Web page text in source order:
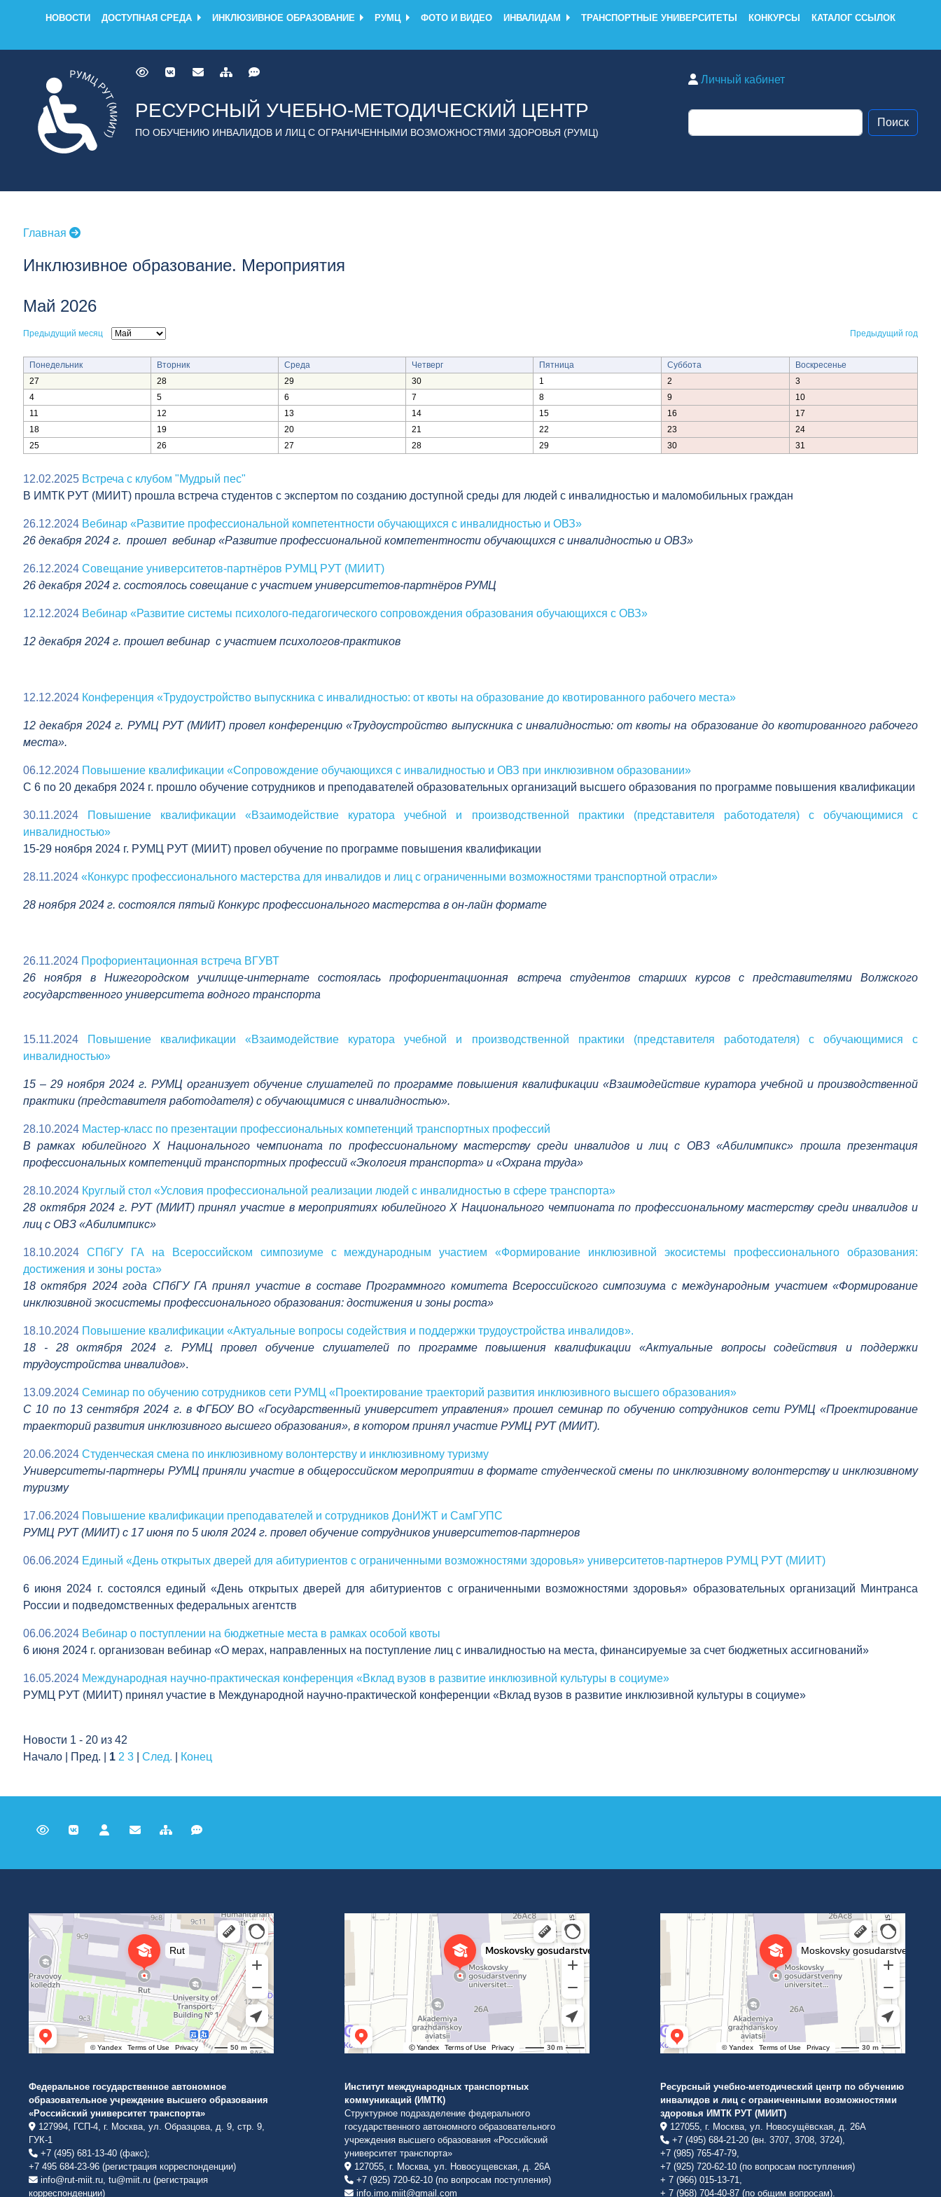
НОВОСТИ ДОСТУПНАЯ СРЕДА ИНКЛЮЗИВНОЕ ОБРАЗОВАНИЕ РУМЦ ФОТО И ВИДЕО ИНВАЛИДАМ ТРАНСПОРТНЫЕ УНИВЕРСИТЕТЫ КОНКУРСЫ КАТАЛОГ ССЫЛОК
РЕСУРСНЫЙ УЧЕБНО-МЕТОДИЧЕСКИЙ ЦЕНТР
ПО ОБУЧЕНИЮ ИНВАЛИДОВ И ЛИЦ С ОГРАНИЧЕННЫМИ ВОЗМОЖНОСТЯМИ ЗДОРОВЬЯ (РУМЦ)
Личный кабинет
Главная
Инклюзивное образование. Мероприятия
Май 2026
Предыдущий месяц Предыдущий год
Понедельник Вторник Среда Четверг Пятница Суббота
Воскресенье
27
28 29 30 1 2
3
4
5 6 7 8 9
10
11
12 13 14 15 16
17
18
19 20 21 22 23
24
25
26 27 28 29 30 31
12.02.2025 Встреча с клубом "Мудрый пес"
В ИМТК РУТ (МИИТ) прошла встреча студентов с экспертом по созданию доступной среды для людей с инвалидностью и маломобильных граждан
26.12.2024 Вебинар «Развитие профессиональной компетентности обучающихся с инвалидностью и ОВЗ»
26 декабря 2024 г. прошел вебинар «Развитие профессиональной компетентности обучающихся с инвалидностью и ОВЗ»
26.12.2024 Совещание университетов-партнёров РУМЦ РУТ (МИИТ)
26 декабря 2024 г. состоялось совещание с участием университетов-партнёров РУМЦ
12.12.2024 Вебинар «Развитие системы психолого-педагогического сопровождения образования обучающихся с ОВЗ»
12 декабря 2024 г. прошел вебинар с участием психологов-практиков
12.12.2024 Конференция «Трудоустройство выпускника с инвалидностью: от квоты на образование до квотированного рабочего места»
12 декабря 2024 г. РУМЦ РУТ (МИИТ) провел конференцию «Трудоустройство выпускника с инвалидностью: от квоты на образование до квотированного рабочего
места».
06.12.2024 Повышение квалификации «Сопровождение обучающихся с инвалидностью и ОВЗ при инклюзивном образовании»
C 6 по 20 декабря 2024 г. прошло обучение сотрудников и преподавателей образовательных организаций высшего образования по программе повышения квалификации
30.11.2024
Повышение квалификации «Взаимодействие куратора учебной и производственной практики (представителя работодателя) с обучающимися с
инвалидностью»
15-29 ноября 2024 г. РУМЦ РУТ (МИИТ) провел обучение по программе повышения квалификации
28.11.2024 «Конкурс профессионального мастерства для инвалидов и лиц с ограниченными возможностями транспортной отрасли»
28 ноября 2024 г. состоялся пятый Конкурс профессионального мастерства в он-лайн формате
26.11.2024 Профориентационная встреча ВГУВТ
26 ноября в Нижегородском училище-интернате состоялась профориентационная встреча студентов старших курсов с представителями Волжского
государственного университета водного транспорта
15.11.2024
Повышение квалификации «Взаимодействие куратора учебной и производственной практики (представителя работодателя) с обучающимися с
инвалидностью»
15 – 29 ноября 2024 г. РУМЦ организует обучение слушателей по программе повышения квалификации «Взаимодействие куратора учебной и производственной
практики (представителя работодателя) с обучающимися с инвалидностью».
28.10.2024 Мастер-класс по презентации профессиональных компетенций транспортных профессий
В рамках юбилейного Х Национального чемпионата по профессиональному мастерству среди инвалидов и лиц с ОВЗ «Абилимпикс» прошла презентация
профессиональных компетенций транспортных профессий «Экология транспорта» и «Охрана труда»
28.10.2024 Круглый стол «Условия профессиональной реализации людей с инвалидностью в сфере транспорта»
28 октября 2024 г. РУТ (МИИТ) принял участие в мероприятиях юбилейного Х Национального чемпионата по профессиональному мастерству среди инвалидов и
лиц с ОВЗ «Абилимпикс»
18.10.2024
СПбГУ ГА на Всероссийском симпозиуме с международным участием «Формирование инклюзивной экосистемы профессионального образования:
достижения и зоны роста»
18 октября 2024 года СПбГУ ГА принял участие в составе Программного комитета Всероссийского симпозиума с международным участием «Формирование
инклюзивной экосистемы профессионального образования: достижения и зоны роста»
18.10.2024 Повышение квалификации «Актуальные вопросы содействия и поддержки трудоустройства инвалидов».
18 - 28 октября 2024 г. РУМЦ провел обучение слушателей по программе повышения квалификации «Актуальные вопросы содействия и поддержки
трудоустройства инвалидов».
13.09.2024 Семинар по обучению сотрудников сети РУМЦ «Проектирование траекторий развития инклюзивного высшего образования»
С 10 по 13 сентября 2024 г. в ФГБОУ ВО «Государственный университет управления» прошел семинар по обучению сотрудников сети РУМЦ «Проектирование
траекторий развития инклюзивного высшего образования», в котором принял участие РУМЦ РУТ (МИИТ).
20.06.2024 Студенческая смена по инклюзивному волонтерству и инклюзивному туризму
Университеты-партнеры РУМЦ приняли участие в общероссийском мероприятии в формате студенческой смены по инклюзивному волонтерству и инклюзивному
туризму
17.06.2024 Повышение квалификации преподавателей и сотрудников ДонИЖТ и СамГУПС
РУМЦ РУТ (МИИТ) с 17 июня по 5 июля 2024 г. провел обучение сотрудников университетов-партнеров
06.06.2024 Единый «День открытых дверей для абитуриентов с ограниченными возможностями здоровья» университетов-партнеров РУМЦ РУТ (МИИТ)
6 июня 2024 г. состоялся единый «День открытых дверей для абитуриентов с ограниченными возможностями здоровья» образовательных организаций Минтранса
России и подведомственных федеральных агентств
06.06.2024 Вебинар о поступлении на бюджетные места в рамках особой квоты
6 июня 2024 г. организован вебинар «О мерах, направленных на поступление лиц с инвалидностью на места, финансируемые за счет бюджетных ассигнований»
16.05.2024 Международная научно-практическая конференция «Вклад вузов в развитие инклюзивной культуры в социуме»
РУМЦ РУТ (МИИТ) принял участие в Международной научно-практической конференции «Вклад вузов в развитие инклюзивной культуры в социуме»
Новости 1 - 20 из 42
Начало | Пред. | 1 2 3 След. Конец
Российский университет транспорта
ВУЗ в Москве
Федеральное государственное автономное
образовательное учреждение высшего образования
«Российский университет транспорта»
127994, ГСП-4, г. Москва, ул. Образцова, д. 9, стр. 9,
ГУК-1
+7 (495) 681-13-40 (факс);
+7 495 684-23-96 (регистрация корреспонденции)
info@rut-miit.ru, tu@miit.ru (регистрация
корреспонденции)
Институт международных транспортных коммуникаций Рут
ВУЗ в Москве
Институт международных транспортных
коммуникаций (ИМТК)
Структурное подразделение федерального
государственного автономного образовательного
учреждения высшего образования «Российский
университет транспорта»
127055, г. Москва, ул. Новосущевская, д. 26А
+7 (925) 720-62-10 (по вопросам поступления)
info.imo.miit@gmail.com
Институт международных транспортных коммуникаций Рут
ВУЗ в Москве
Ресурсный учебно-методический центр по обучению
инвалидов и лиц с ограниченными возможностями
здоровья ИМТК РУТ (МИИТ)
127055, г. Москва, ул. Новосущёвская, д. 26А
+7 (495) 684-21-20 (вн. 3707, 3708, 3724),
+7 (985) 765-47-79,
+7 (925) 720-62-10 (по вопросам поступления)
+ 7 (966) 015-13-71,
+ 7 (968) 704-40-87 (по общим вопросам).